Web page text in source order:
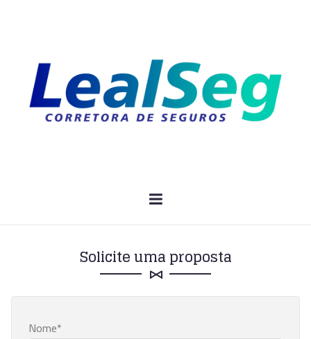
Solicite uma proposta
Nome